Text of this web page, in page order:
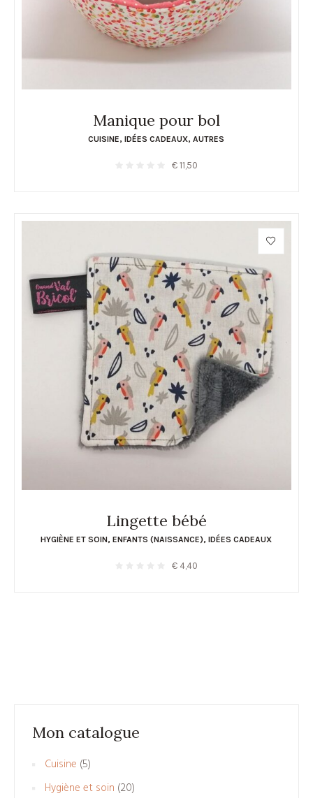
Manique pour bol
CUISINE,IDÉES CADEAUX,AUTRES
€ 11,50
Lingette bébé
HYGIÈNE ET SOIN,ENFANTS (NAISSANCE),IDÉES CADEAUX
€ 4,40
Mon catalogue
Cuisine 55
produits
Hygiène et soin 2020